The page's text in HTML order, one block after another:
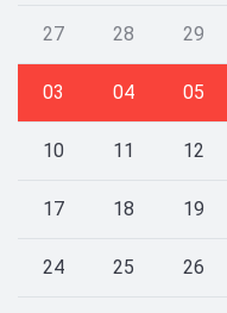
27 28 29
03 04 05
10 11 12
17 18 19
24 25 26